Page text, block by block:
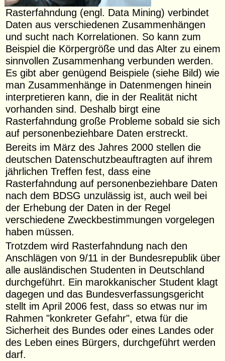
Rasterfahndung (engl. Data Mining) verbindet
Daten aus verschiedenen Zusammenhängen
und sucht nach Korrelationen. So kann zum
Beispiel die Körpergröße und das Alter zu einem
sinnvollen Zusammenhang verbunden werden.
Es gibt aber genügend Beispiele (siehe Bild) wie
man Zusammenhänge in Datenmengen hinein
interpretieren kann, die in der Realität nicht
vorhanden sind. Deshalb birgt eine
Rasterfahndung große Probleme sobald sie sich
auf personenbeziehbare Daten erstreckt.
Bereits im März des Jahres 2000 stellen die
deutschen Datenschutzbeauftragten auf ihrem
jährlichen Treffen fest, dass eine
Rasterfahndung auf personenbeziehbare Daten
nach dem BDSG unzulässig ist, auch weil bei
der Erhebung der Daten in der Regel
verschiedene Zweckbestimmungen vorgelegen
haben müssen.
Trotzdem wird Rasterfahndung nach den
Anschlägen von 9/11 in der Bundesrepublik über
alle ausländischen Studenten in Deutschland
durchgeführt. Ein marokkanischer Student klagt
dagegen und das Bundesverfassungsgericht
stellt im April 2006 fest, dass so etwas nur im
Rahmen "konkreter Gefahr", etwa für die
Sicherheit des Bundes oder eines Landes oder
des Leben eines Bürgers, durchgeführt werden
darf.